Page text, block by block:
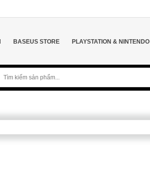
BASEUS STORE PLAYSTATION & NINTENDO